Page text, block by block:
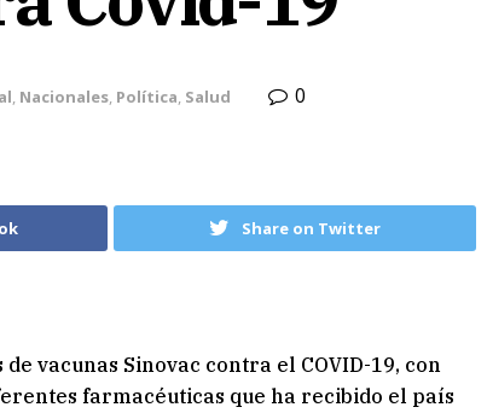
, Nacionales, Política, Salud 0
Share on Twitter
vacunas Sinovac contra el COVID-19, con
farmacéuticas que ha recibido el país